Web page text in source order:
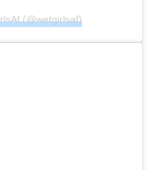
(@wetgirlsaf)